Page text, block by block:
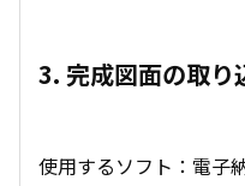
3. 完成図面の取り
使用するソフト：電子